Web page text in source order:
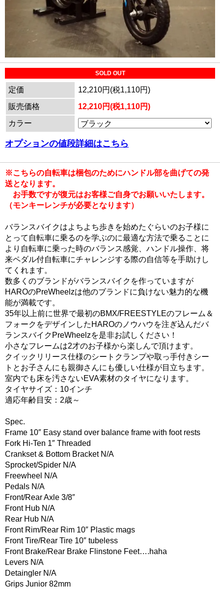
SOLD OUT
定価
12,210円(税1,110円)
販売価格
12,210円(税1,110円)
カラー
オプションの値段詳細はこちら
※こちらの自転車は梱包のためにハンドル部を曲げての発
送となります。
お手数ですが復元はお客様ご自身でお願いいたします。
（モンキーレンチが必要となります）
バランスバイクはよちよち歩きを始めたぐらいのお子様に
とって自転車に乗るのを学ぶのに最適な方法で乗ることに
より自転車に乗った時のバランス感覚、ハンドル操作、将
来ペダル付自転車にチャレンジする際の自信等を手助けし
てくれます。
数多くのブランドがバランスバイクを作っていますが
HAROのPreWheelzは他のブランドに負けない魅力的な機
能が満載です。
35年以上前に世界で最初のBMX/FREESTYLEのフレーム＆
フォークをデザインしたHAROのノウハウを注ぎ込んだバ
ランスバイクPreWheelzを是非お試しください！
小さなフレームは2才のお子様から楽しんで頂けます。
クイックリリース仕様のシートクランプや取っ手付きシー
トとお子さんにも親御さんにも優しい仕様が目立ちます。
室内でも床を汚さないEVA素材のタイヤになります。
タイヤサイズ：10インチ
適応年齢目安：2歳～
Spec.
Frame 10″ Easy stand over balance frame with foot rests
Fork Hi-Ten 1″ Threaded
Crankset & Bottom Bracket N/A
Sprocket/Spider N/A
Freewheel N/A
Pedals N/A
Front/Rear Axle 3/8″
Front Hub N/A
Rear Hub N/A
Front Rim/Rear Rim 10″ Plastic mags
Front Tire/Rear Tire 10″ tubeless
Front Brake/Rear Brake Flinstone Feet….haha
Levers N/A
Detaingler N/A
Grips Junior 82mm